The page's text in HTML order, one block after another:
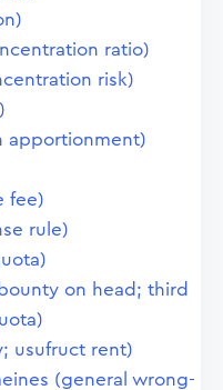
ratio)
risk)
apportionment)
fee)
rule)
on head; third
usufruct rent)
(general wrong-